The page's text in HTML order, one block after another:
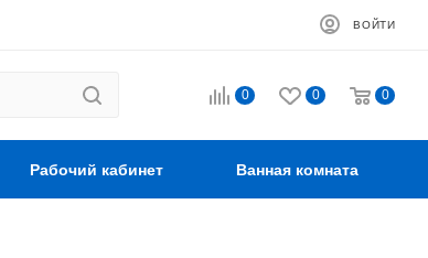
ВОЙТИ
0 0 0
Рабочий кабинет Ванная комната